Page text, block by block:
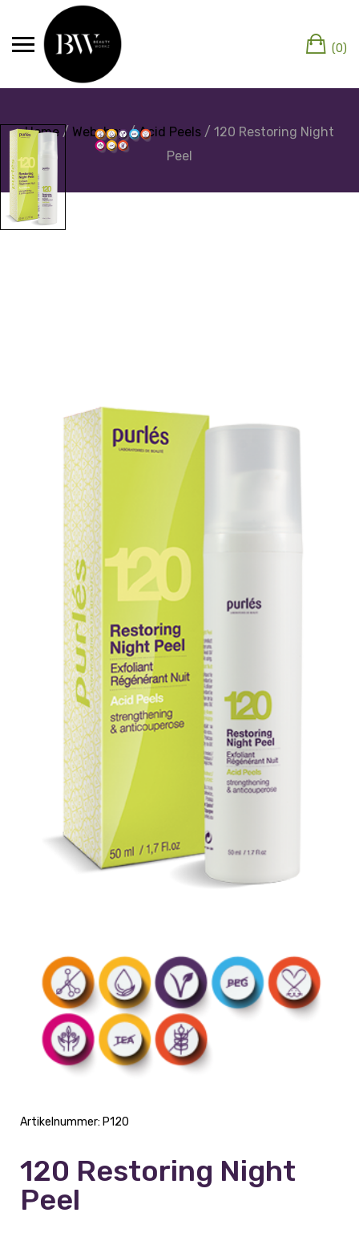
(0)
Home / Webshop/Acid Peels / 120 Restoring Night
Peel
Artikelnummer: P120
120 Restoring Night
Peel